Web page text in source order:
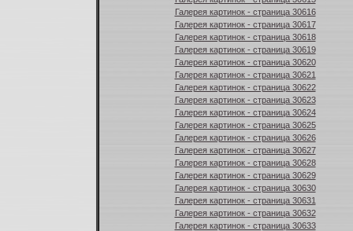
Галерея картинок - страница 30616
Галерея картинок - страница 30617
Галерея картинок - страница 30618
Галерея картинок - страница 30619
Галерея картинок - страница 30620
Галерея картинок - страница 30621
Галерея картинок - страница 30622
Галерея картинок - страница 30623
Галерея картинок - страница 30624
Галерея картинок - страница 30625
Галерея картинок - страница 30626
Галерея картинок - страница 30627
Галерея картинок - страница 30628
Галерея картинок - страница 30629
Галерея картинок - страница 30630
Галерея картинок - страница 30631
Галерея картинок - страница 30632
Галерея картинок - страница 30633